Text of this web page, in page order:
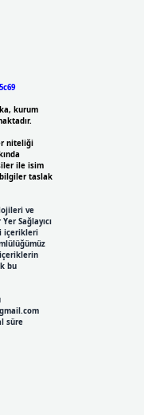
kurum
niteliği
ile isim
taslak
ve
Sağlayıcı
içerikleri
içeriklerin
bu
süre